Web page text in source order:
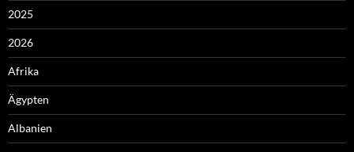
2025
2026
Afrika
Ägypten
Albanien